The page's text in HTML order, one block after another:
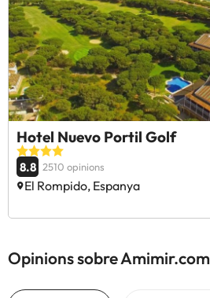
Hotel Nuevo Portil Golf
8.8 2510 opinions
El Rompido, Espanya
Opinions sobre Amimir.com